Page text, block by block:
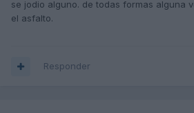
se jodio alguno. de todas formas alguna
el asfalto.
Responder